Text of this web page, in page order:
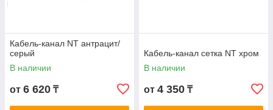
Кабель-канал NT антрацит/
серый
В наличии
от 6 620 ₸
Кабель-канал сетка NT хром
В наличии
от 4 350 ₸